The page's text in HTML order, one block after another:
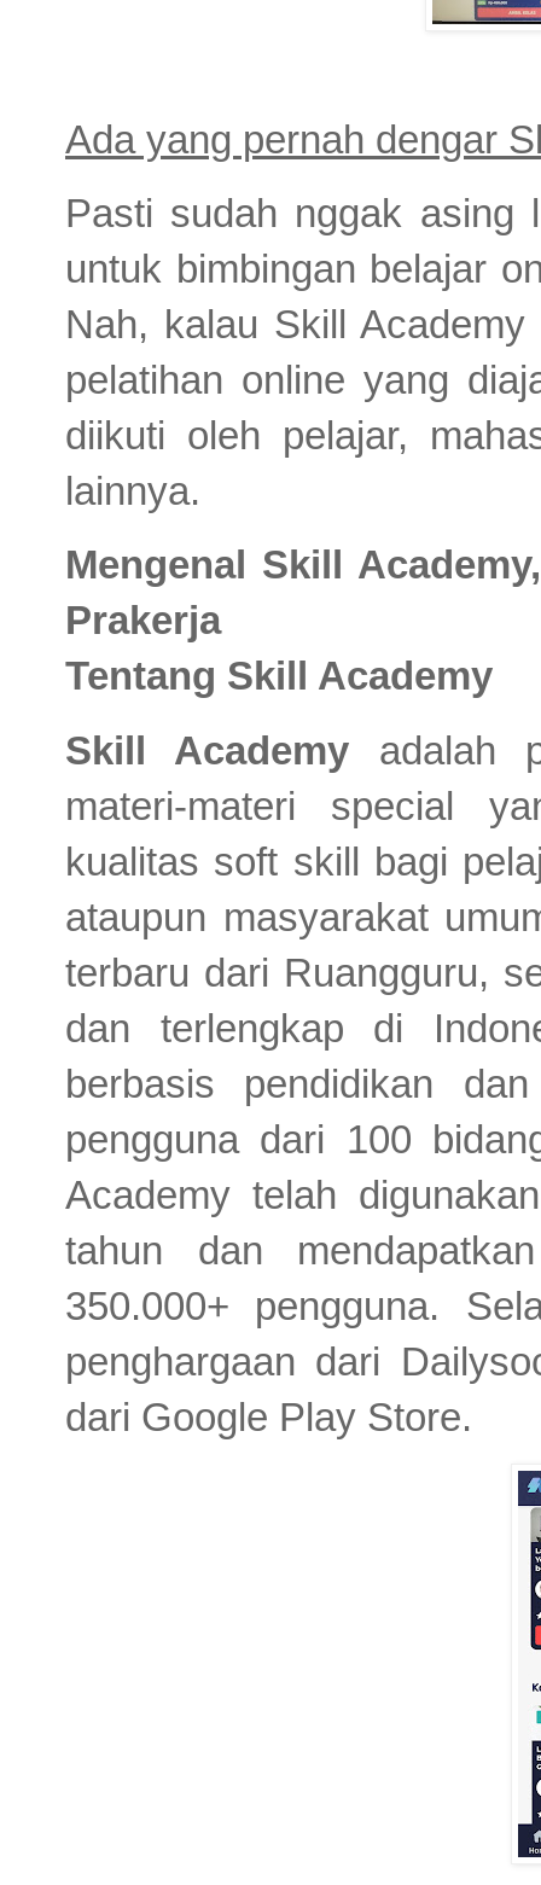
Ada yang pernah dengar
Pasti sudah nggak asing
untuk bimbingan belajar
Nah, kalau Skill
pelatihan online yang
diikuti oleh pelajar,
lainnya.
Mengenal Skill
Prakerja
Tentang Skill Academy
Skill Academy adalah
materi-materi special
kualitas soft skill bagi
ataupun masyarakat
terbaru dari Ruangguru,
dan terlengkap di
berbasis pendidikan
pengguna dari 100
Academy telah
tahun dan
350.000+ pengguna.
penghargaan dari
dari Google Play Store.